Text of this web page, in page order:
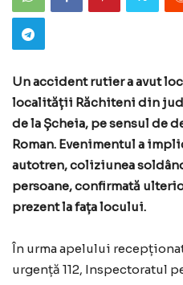
Un accident rutier a avut
localității Răchiteni din
de la Șcheia, pe sensul de
Roman. Evenimentul a
autotren, coliziunea
persoane, confirmată
prezent la fața locului.
În urma apelului
urgență 112, Inspectoratul